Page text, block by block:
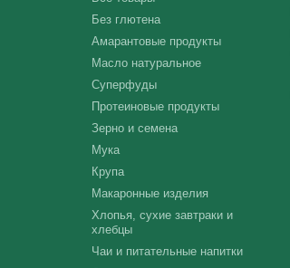
Без глютена
Амарантовые продукты
Масло натуральное
Суперфуды
Протеиновые продукты
Зерно и семена
Мука
Крупа
Макаронные изделия
Хлопья, сухие завтраки и
хлебцы
Чаи и питательные напитки